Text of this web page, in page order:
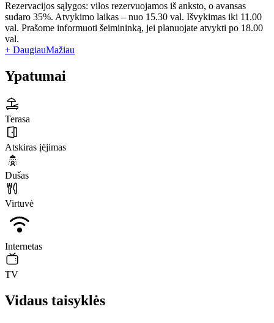
Rezervacijos sąlygos: vilos rezervuojamos iš anksto, o avansas
sudaro 35%. Atvykimo laikas – nuo 15.30 val. Išvykimas iki 11.00
val. Prašome informuoti šeimininką, jei planuojate atvykti po 18.00
val.
+ DaugiauMažiau
Ypatumai
Terasa
Atskiras įėjimas
Dušas
Virtuvė
Internetas
TV
Vidaus taisyklės